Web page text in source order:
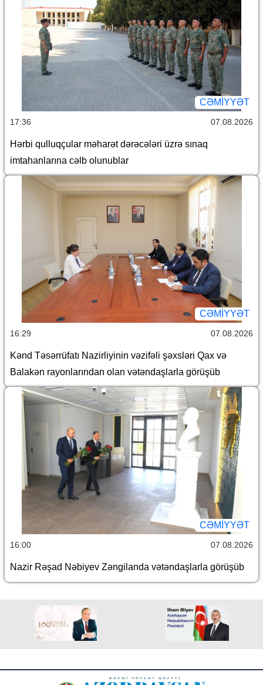
CƏMİYYƏT
17:36 07.08.2026
Hərbi qulluqçular məharət dərəcələri üzrə sınaq
imtahanlarına cəlb olunublar
CƏMİYYƏT
16:29 07.08.2026
Kənd Təsərrüfatı Nazirliyinin vəzifəli şəxsləri Qax və
Balakən rayonlarından olan vətəndaşlarla görüşüb
CƏMİYYƏT
16:00 07.08.2026
Nazir Rəşad Nəbiyev Zəngilanda vətəndaşlarla görüşüb